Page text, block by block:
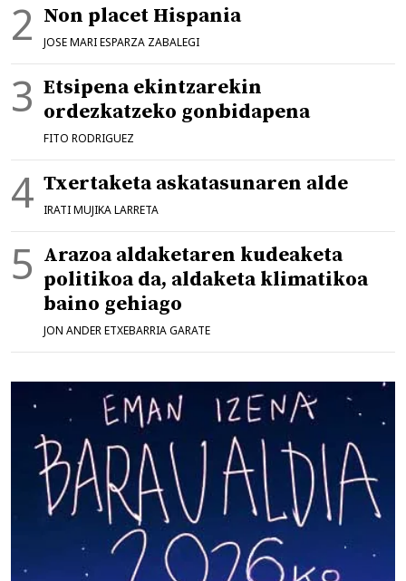
Non placet Hispania
JOSE MARI ESPARZA ZABALEGI
Etsipena ekintzarekin
ordezkatzeko gonbidapena
FITO RODRIGUEZ
Txertaketa askatasunaren alde
IRATI MUJIKA LARRETA
Arazoa aldaketaren kudeaketa
politikoa da, aldaketa klimatikoa
baino gehiago
JON ANDER ETXEBARRIA GARATE